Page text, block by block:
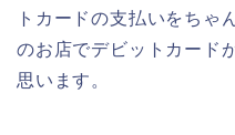
トカードの支払いをちゃ
のお店でデビットカード
思います。